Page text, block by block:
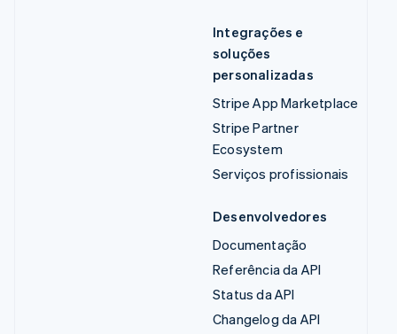
Integrações e
soluções
personalizadas
Stripe App Marketplace
Stripe Partner
Ecosystem
Serviços profissionais
Desenvolvedores
Documentação
Referência da API
Status da API
Changelog da API